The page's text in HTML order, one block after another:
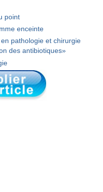
point
enceinte
pathologie et chirurgie
des antibiotiques»